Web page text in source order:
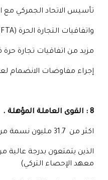
تأسيس الاتحاد الجمركي مع
واتفاقيات التجارة الحرة (FTA) مع 20 دولة (وزارة الاقتصاد)
مزيد من اتفاقيات تجارة حرة
إجراء مفاوضات الانضمام
8 : القوى العاملة المؤهلة .
اكثر من 31.7 مليون نسمة من الشباب المتخصصين
معهد الإحصاء التركي)